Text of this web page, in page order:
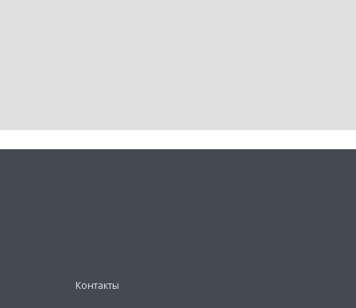
Контакты